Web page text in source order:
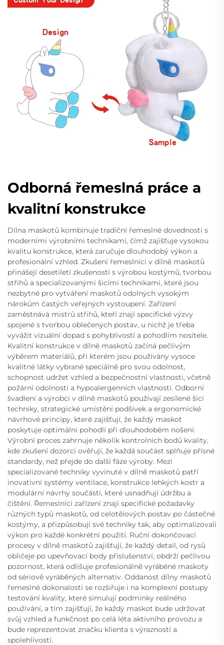
Odborná řemeslná práce a
kvalitní konstrukce
Dílna maskotů kombinuje tradiční řemeslné dovednosti s
moderními výrobními technikami, čímž zajišťuje vysokou
kvalitu konstrukce, která zaručuje dlouhodobý výkon a
profesionální vzhled. Zkušení řemeslníci v dílně maskotů
přinášejí desetiletí zkušeností s výrobou kostýmů, tvorbou
střihů a specializovanými šicími technikami, které jsou
nezbytné pro vytváření maskotů odolných vysokým
nárokům častých veřejných vystoupení. Zařízení
zaměstnává mistrů střihů, kteří znají specifické výzvy
spojené s tvorbou oblečených postav, u nichž je třeba
vyvážit vizuální dopad s pohyblivostí a pohodlím nositele.
Kvalitní konstrukce v dílně maskotů začíná pečlivým
výběrem materiálů, při kterém jsou používány vysoce
kvalitné látky vybrané speciálně pro svou odolnost,
schopnost udržet vzhled a bezpečnostní vlastnosti, včetně
požární odolnosti a hypoalergenních vlastností. Odborní
švadleni a výrobci v dílně maskotů používají zesílené šicí
techniky, strategické umístění podšívek a ergonomické
návrhové principy, které zajišťují, že každý maskot
poskytuje optimální pohodlí při dlouhodobém nošení.
Výrobní proces zahrnuje několik kontrolních bodů kvality,
kde zkušení dozorci ověřují, že každá součást splňuje přísné
standardy, než přejde do další fáze výroby. Mezi
specializované techniky vyvinuté v dílně maskotů patří
inovativní systémy ventilace, konstrukce lehkých kostr a
modulární návrhy součástí, které usnadňují údržbu a
čištění. Řemeslníci zařízení znají specifické požadavky
různých typů maskotů, od celotělových postav po částečné
kostýmy, a přizpůsobují své techniky tak, aby optimalizovali
výkon pro každé konkrétní použití. Ruční dokončovací
procesy v dílně maskotů zajišťují, že každý detail, od rysů
obličeje po upevňovací body příslušenství, obdrží pečlivou
pozornost, která odlišuje profesionálně vyráběné maskoty
od sériově vyráběných alternativ. Oddanost dílny maskotů
řemeslné dokonalosti se rozšiřuje i na komplexní postupy
testování kvality, které simulují podmínky reálného
používání, a tím zajišťují, že každý maskot bude udržovat
svůj vzhled a funkčnost po celá léta aktivního provozu a
bude reprezentovat značku klienta s výrazností a
spolehlivostí.